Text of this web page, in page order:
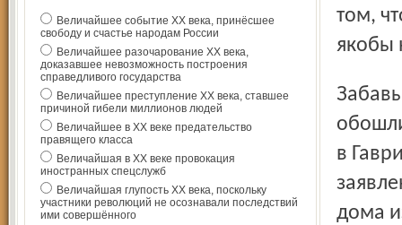
Величайшее событие ХХ века, принёсшее
свободу и счастье народам России
Величайшее разочарование ХХ века,
доказавшее невозможность построения
справедливого государства
Величайшее преступление ХХ века, ставшее
причиной гибели миллионов людей
Величайшее в ХХ веке предательство
правящего класса
Величайшая в ХХ веке провокация
иностранных спецслужб
Величайшая глупость ХХ века, поскольку
участники революций не осознавали последствий
ими совершённого
том,
якобы
Забавы пенсионера с пневматическим пистолетом дорого
в
дома